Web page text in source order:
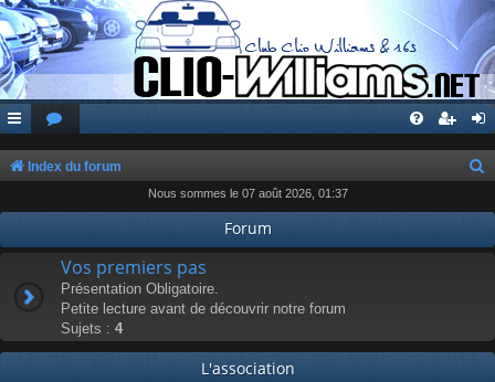
Index du forum
h
c
Nous sommes le 07 août 2026, 01:37
Forum
Vos premiers pas
Présentation Obligatoire.
Petite lecture avant de découvrir notre forum
Sujets : 4
L'association